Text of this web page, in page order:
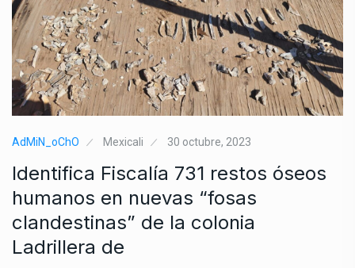
AdMiN_oChO Mexicali 30 octubre, 2023
Identifica Fiscalía 731 restos óseos
humanos en nuevas “fosas
clandestinas” de la colonia
Ladrillera de